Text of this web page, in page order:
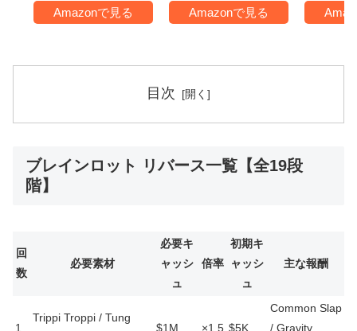
Amazonで見る Amazonで見る
目次
ブレインロット リバース一覧【全19段
階】
回
数
必要素材
必要キ
ャッシ
ュ
倍率
初期キ
ャッシ
ュ
主な報酬
1
Trippi Troppi / Tung
$1M ×1.5 $5K
Common Slap
/ Gravity